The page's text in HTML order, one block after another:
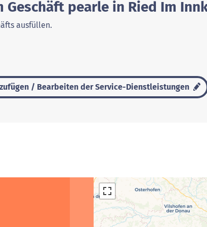
pearle in Ried Im
ausfüllen.
/ Bearbeiten der Service-Dienstleistungen